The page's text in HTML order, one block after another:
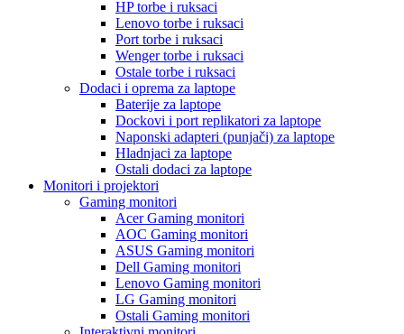
HP torbe i ruksaci
Lenovo torbe i ruksaci
Port torbe i ruksaci
Wenger torbe i ruksaci
Ostale torbe i ruksaci
Dodaci i oprema za laptope
Baterije za laptope
Dockovi i port replikatori za laptope
Naponski adapteri (punjači) za laptope
Hladnjaci za laptope
Ostali dodaci za laptope
Monitori i projektori
Gaming monitori
Acer Gaming monitori
AOC Gaming monitori
ASUS Gaming monitori
Dell Gaming monitori
Lenovo Gaming monitori
LG Gaming monitori
Ostali Gaming monitori